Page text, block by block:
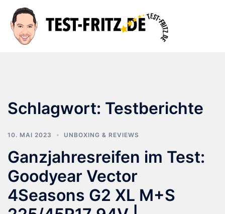
Inhalt
springen
Schlagwort: Testberichte
10. MAI 2023 UNBOXING & REVIEWS
Ganzjahresreifen im Test:
Goodyear Vector
4Seasons G2 XL M+S